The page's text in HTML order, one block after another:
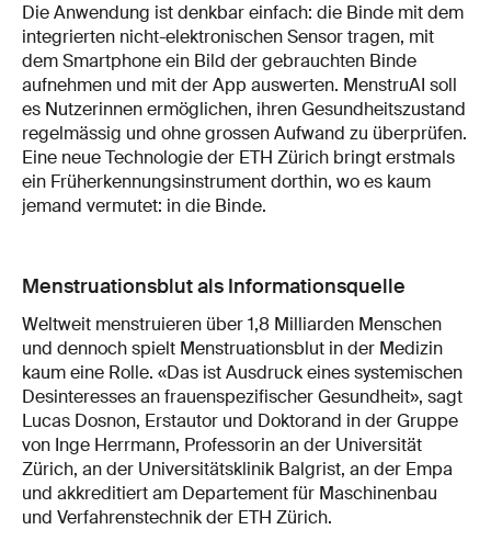
Die Anwendung ist denkbar einfach: die Binde mit dem
integrierten nicht-elektronischen Sensor tragen, mit
dem Smartphone ein Bild der gebrauchten Binde
aufnehmen und mit der App auswerten. MenstruAI soll
es Nutzerinnen ermöglichen, ihren Gesundheitszustand
regelmässig und ohne grossen Aufwand zu überprüfen.
Eine neue Technologie der ETH Zürich bringt erstmals
ein Früherkennungsinstrument dorthin, wo es kaum
jemand vermutet: in die Binde.
Menstruationsblut als Informationsquelle
Weltweit menstruieren über 1,8 Milliarden Menschen
und dennoch spielt Menstruationsblut in der Medizin
kaum eine Rolle. «Das ist Ausdruck eines systemischen
Desinteresses an frauenspezifischer Gesundheit», sagt
Lucas Dosnon, Erstautor und Doktorand in der Gruppe
von Inge Herrmann, Professorin an der Universität
Zürich, an der Universitätsklinik Balgrist, an der Empa
und akkreditiert am Departement für Maschinenbau
und Verfahrenstechnik der ETH Zürich.